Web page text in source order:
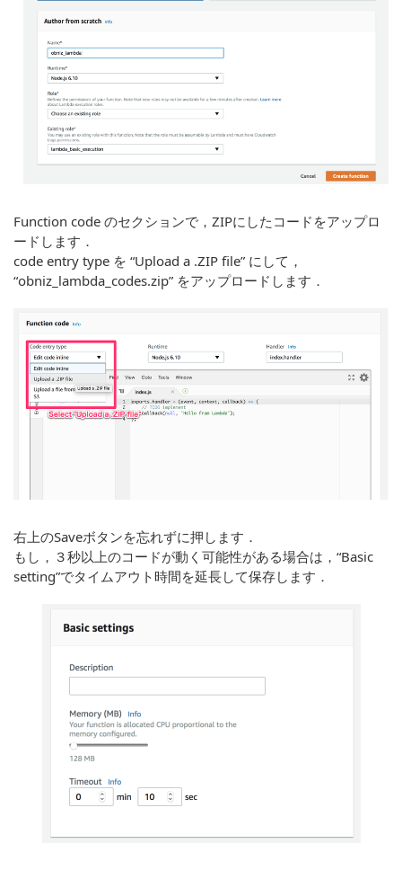
Function code のセクションで，ZIPにしたコードをアップロ
ードします．
code entry type を “Upload a .ZIP file” にして，
“obniz_lambda_codes.zip” をアップロードします．
右上のSaveボタンを忘れずに押します．
もし，３秒以上のコードが動く可能性がある場合は，“Basic
setting”でタイムアウト時間を延長して保存します．